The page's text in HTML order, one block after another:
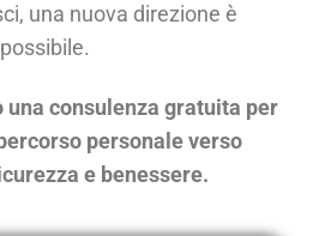
una nuova direzione è
possibile.
una consulenza gratuita per
personale verso
e benessere.